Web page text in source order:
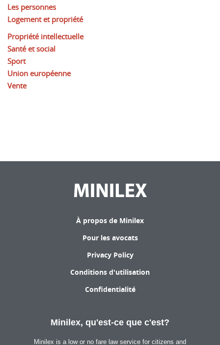
Les personnes
Logement et propriété
Propriété intellectuelle
Santé et social
Sport
Union européenne
Vente
À propos de Minilex
Pour les avocats
Privacy Policy
Conditions d'utilisation
Confidentialité
Minilex, qu'est-ce que c'est?
Minilex is a low or no fare law service for citizens and